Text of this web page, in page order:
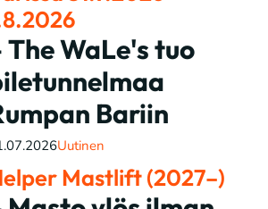
The WaLe's tuo
Bariin
Uutinen
Mastlift (2027–)